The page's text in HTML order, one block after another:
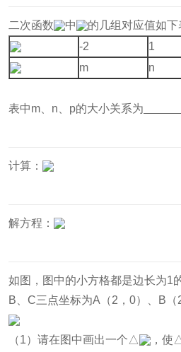
二次函数 中
的几组对应值如下
-2
1
m
n
表中m、n、p的大小关系为
计算：
解方程：
如图，图中的小方格都是边长为1
B、C三点坐标为A（2，0）、B（
（1）请在图中画出一个△ ，使